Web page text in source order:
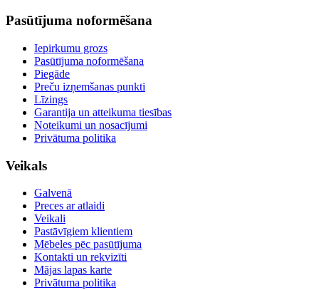
Pasūtījuma noformēšana
Iepirkumu grozs
Pasūtījuma noformēšana
Piegāde
Preču izņemšanas punkti
Līzings
Garantija un atteikuma tiesības
Noteikumi un nosacījumi
Privātuma politika
Veikals
Galvenā
Preces ar atlaidi
Veikali
Pastāvīgiem klientiem
Mēbeles pēc pasūtījuma
Kontakti un rekvizīti
Mājas lapas karte
Privātuma politika